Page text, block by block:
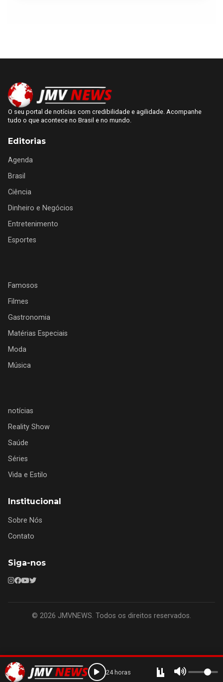
24 horas
O seu portal de notícias com credibilidade e agilidade. Acompanhe
tudo o que acontece no Brasil e no mundo.
Editorias
Agenda
Brasil
Ciência
Dinheiro e Negócios
Entretenimento
Esportes
Famosos
Filmes
Gastronomia
Matérias Especiais
Moda
Música
notícias
Reality Show
Saúde
Séries
Vida e Estilo
Institucional
Sobre Nós
Contato
Siga-nos
© 2026 JMVNEWS. Todos os direitos reservados.